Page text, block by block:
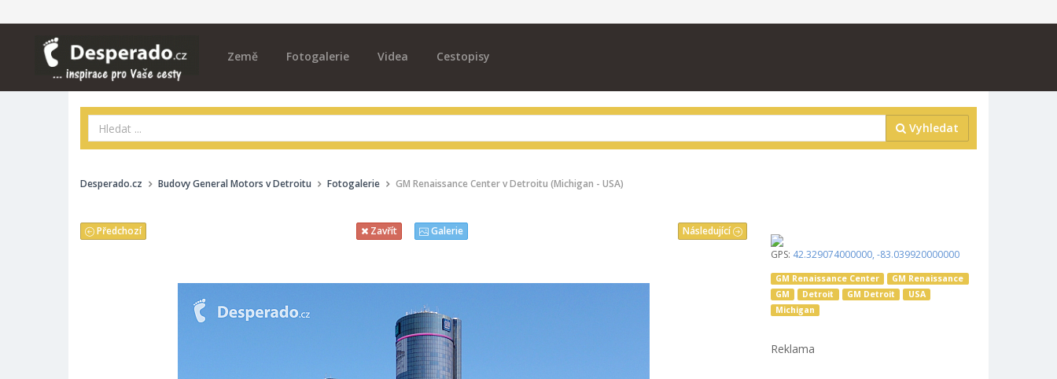
Země Fotogalerie Videa Cestopisy
Vyhledat
Desperado.cz Budovy General Motors v Detroitu Fotogalerie GM Renaissance Center v Detroitu (Michigan - USA)
Následující
Předchozí Zavřít Galerie
GPS: 42.329074000000, -83.039920000000
GM Renaissance Center
GM Renaissance
GM
Detroit GM Detroit
USA
Michigan
Reklama